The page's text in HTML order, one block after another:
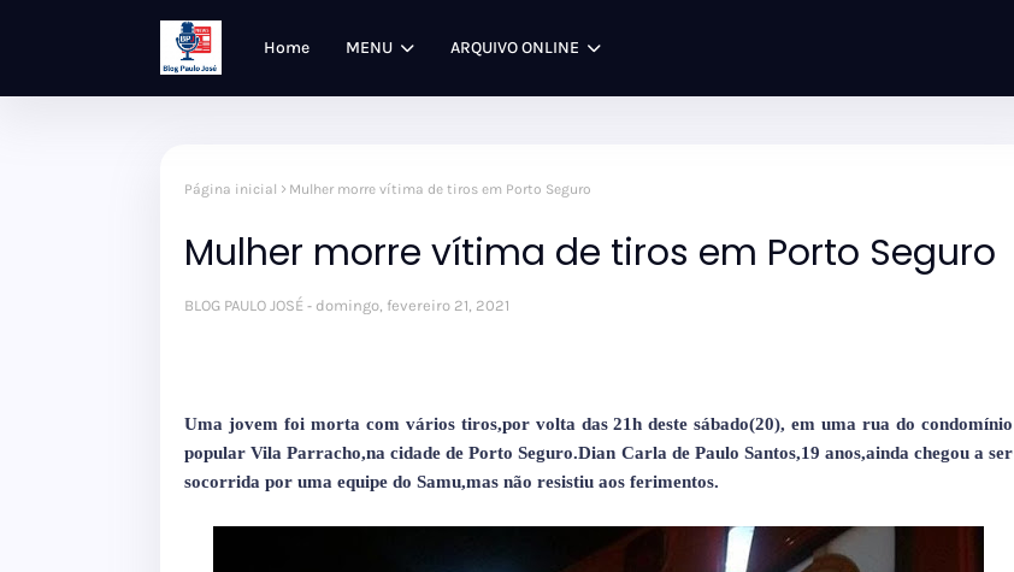
Home MENU ARQUIVO ONLINE
Página inicial Mulher morre vítima de tiros em Porto Seguro
Mulher morre vítima de tiros em Porto Seguro
BLOG PAULO JOSÉ domingo, fevereiro 21, 2021
Uma jovem foi morta com vários tiros,por volta das 21h deste sábado(20), em uma rua do condomínio
popular Vila Parracho,na cidade de Porto Seguro.Dian Carla de Paulo Santos,19 anos,ainda chegou a ser
socorrida por uma equipe do Samu,mas não resistiu aos ferimentos.